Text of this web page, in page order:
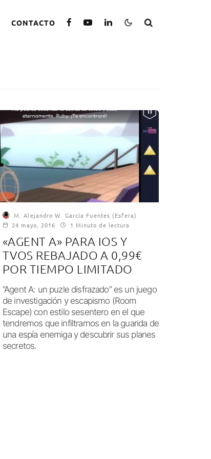
CONTACTO
M. Alejandro W. García Fuentes (Esfera)
24 mayo, 2016
1 Minuto de lectura
«AGENT A» PARA IOS Y
TVOS REBAJADO A 0,99€
POR TIEMPO LIMITADO
“Agent A: un puzle disfrazado” es un juego
de investigación y escapismo (Room
Escape) con estilo sesentero en el que
tendremos que infiltrarnos en la guarida de
una espía enemiga y descubrir sus planes
secretos.